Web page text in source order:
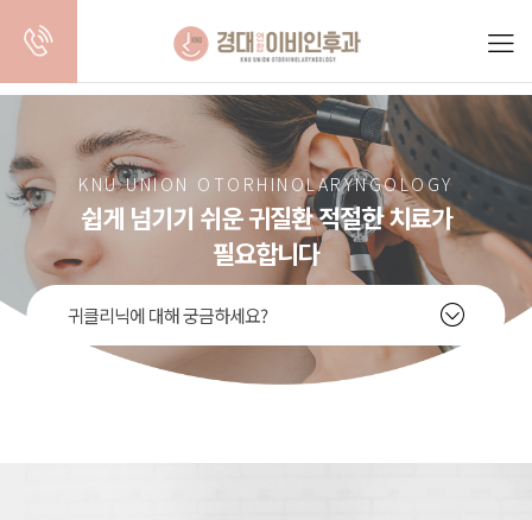
경대병원역
경대연합이비인후과
중구수면다원검사
경대연합이비인후과
대구양압기처방
경대연합이비인후과
대구코성형
경대연합
KNU UNION OTORHINOLARYNGOLOGY
쉽게 넘기기 쉬운 귀질환 적절한 치료가
필요합니다
귀클리닉에 대해 궁금하세요?
이명